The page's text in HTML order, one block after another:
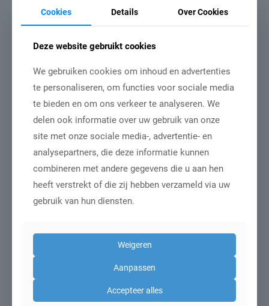
• Marktposities
• Aandeel en ontwikkeling
• Marktposities
Materiaalsoorten
• Zoekvolume per materiaalsoort
• Aandeel en ontwikkeling
• Marktposities
• Aandeel en ontwikkeling
• Aandeel en ontwikkeling
Nieuw, tweedehands of zelf maken
Cookies Details Over Cookies
Deze website gebruikt cookies
We gebruiken cookies om inhoud en advertenties
te personaliseren, om functies voor sociale media
te bieden en om ons verkeer te analyseren. We
delen ook informatie over uw gebruik van onze
site met onze sociale media-, advertentie- en
analysepartners, die deze informatie kunnen
combineren met andere gegevens die u aan hen
heeft verstrekt of die zij hebben verzameld via uw
gebruik van hun diensten.
Weigeren
Aanpassen
Accepteer alles